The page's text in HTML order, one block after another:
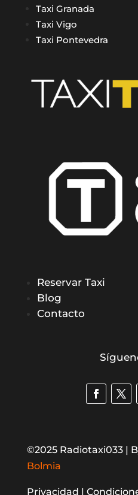
Taxi Granada
Taxi Vigo
Taxi Pontevedra
Reservar Taxi
Blog
Contacto
©2025 Radiotaxi033 |
Bolmia
Privacidad |